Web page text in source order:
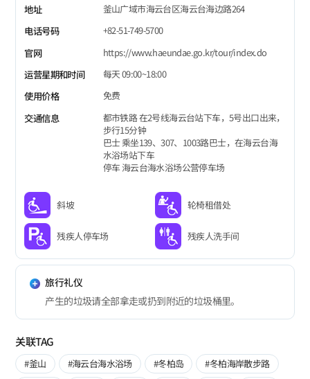
地址
釜山广域市海云台区海云台海边路264
电话号码
+82-51-749-5700
官网
https://www.haeundae.go.kr/tour/index.do
运营星期和时间
每天 09:00~18:00
使用价格
免费
交通信息
都市铁路 在2号线海云台站下车，5号出口出来，
步行15分钟
巴士 乘坐139、307、1003路巴士，在海云台海
水浴场站下车
停车 海云台海水浴场公营停车场
斜坡 轮椅租借处
残疾人停车场 残疾人洗手间
旅行礼仪
产生的垃圾请全部拿走或扔到附近的垃圾桶里。
关联TAG
#釜山 #海云台海水浴场 #冬柏岛
#冬柏海岸散步路